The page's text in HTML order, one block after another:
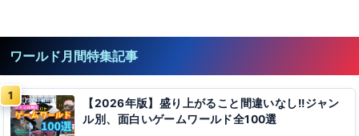
ワールド月間特集記事
【2026年版】盛り上がること間違いなし!!ジャン
ル別、面白いゲームワールド全100選